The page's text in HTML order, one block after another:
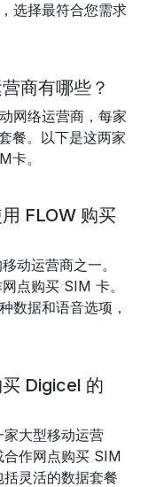
选择最符合您需求
商有哪些？
网络运营商，每家
餐。以下是这两家
卡。
FLOW 购买
动运营商之一。
点购买 SIM 卡。
数据和语音选项，
Digicel 的
大型移动运营
作网点购买 SIM
灵活的数据套餐